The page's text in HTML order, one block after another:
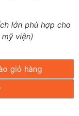
lớn phù hợp cho
viện)
giỏ hàng